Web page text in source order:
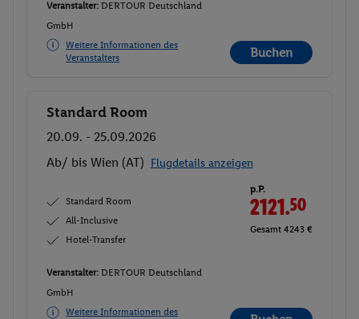
Veranstalter: DERTOUR Deutschland
GmbH
Weitere Informationen des
Veranstalters
Buchen
Buchen
Standard Room
20.09. - 25.09.2026
Ab/ bis Wien (AT) Flugdetails anzeigen
Standard Room
All-Inclusive
Hotel-Transfer
p.P.
2121.50
Gesamt 4243 €
Veranstalter: DERTOUR Deutschland
GmbH
Weitere Informationen des